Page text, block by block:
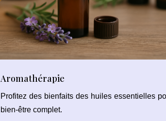
Aromathérapie
Profitez des bienfaits des huiles essentielles
bien-être complet.